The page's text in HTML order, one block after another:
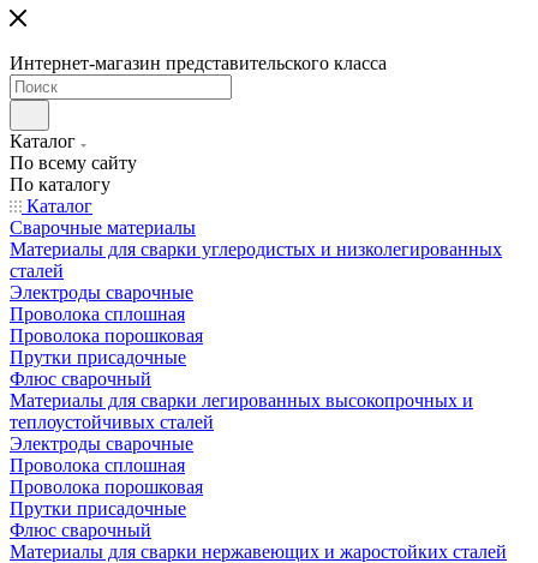
Интернет-магазин представительского класса
Каталог
По всему сайту
По каталогу
Каталог
Сварочные материалы
Материалы для сварки углеродистых и низколегированных
сталей
Электроды сварочные
Проволока сплошная
Проволока порошковая
Прутки присадочные
Флюс сварочный
Материалы для сварки легированных высокопрочных и
теплоустойчивых сталей
Электроды сварочные
Проволока сплошная
Проволока порошковая
Прутки присадочные
Флюс сварочный
Материалы для сварки нержавеющих и жаростойких сталей